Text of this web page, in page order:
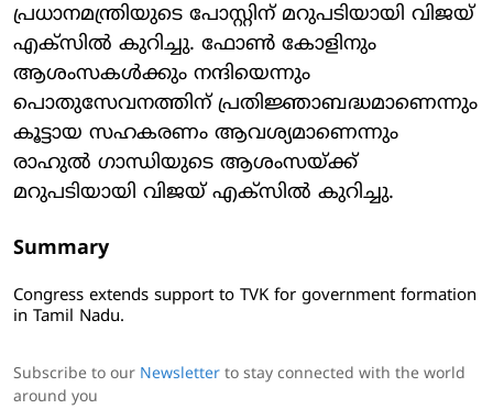
പ്രധാനമന്ത്രിയുടെ പോസ്റ്റിന് മറുപടിയായി വിജയ്
എക്സിൽ കുറിച്ചു. ഫോൺ കോളിനും
ആശംസകൾക്കും നന്ദിയെന്നും
പൊതുസേവനത്തിന് പ്രതിജ്ഞാബദ്ധമാണെന്നും
കൂട്ടായ സഹകരണം ആവശ്യമാണെന്നും
രാഹുൽ ഗാന്ധിയുടെ ആശംസയ്ക്ക്
മറുപടിയായി വിജയ് എക്സിൽ കുറിച്ചു.
Summary
Congress extends support to TVK for government formation
in Tamil Nadu.
Subscribe to our Newsletter to stay connected with the world
around you